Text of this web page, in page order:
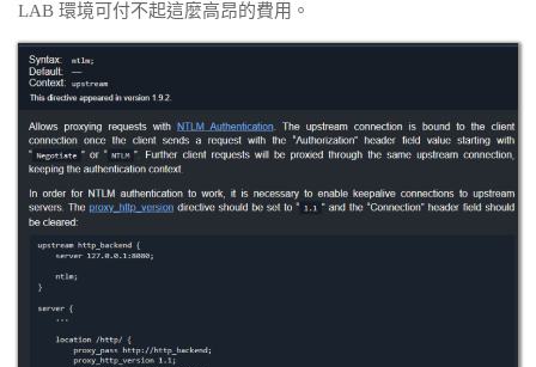
LAB 環境可付不起這麼高昂的費用。